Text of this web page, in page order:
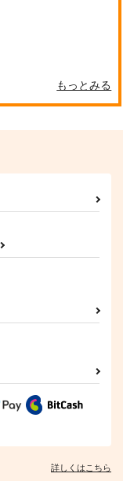
SAMURAI MODE
空振りファンタズマ
専売 630円
ASSORTMENT イデ
もっとみる
詳しくはこちら